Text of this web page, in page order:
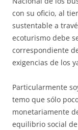
con su oficio, al
sustentable a
ecoturismo debe
correspondiente
exigencias de los
Particularmente
temo que sólo
monetariamente
equilibrio social